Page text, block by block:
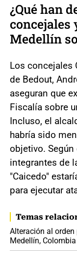
¿Qué han
concejales
Medellín
Los concejales
de Bedout,
aseguran que
Fiscalía sobre
Incluso, el
habría sido
objetivo.
integrantes de
"Caicedo"
para ejecutar
Temas
Alteración al
Medellín, Colombia